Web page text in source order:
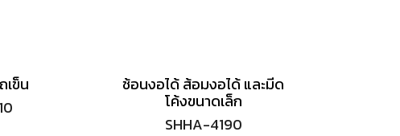
ข็น
ช้อนงอได้ ส้อมงอได้ และมีด
โค้งขนาดเล็ก
SHHA-4190